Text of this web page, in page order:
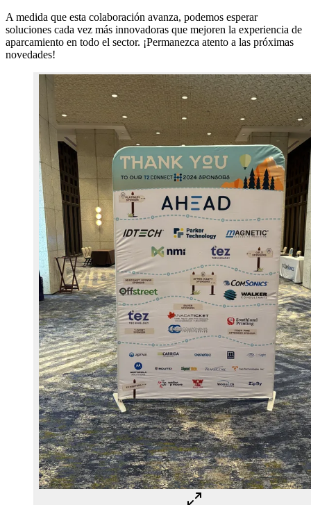
A medida que esta colaboración avanza, podemos esperar
soluciones cada vez más innovadoras que mejoren la experiencia de
aparcamiento en todo el sector. ¡Permanezca atento a las próximas
novedades!